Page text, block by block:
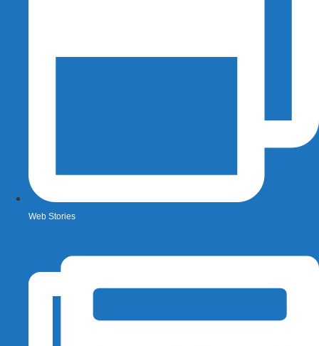
Web Stories